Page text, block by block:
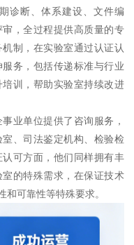
诊断、体系建设、文件编
，全过程提供高质量的专
制，在实验室通过认证认
务，包括传递标准与行业
训，帮助实验室持续改进
业单位提供了咨询服务，
、司法鉴定机构、检验检
可方面，他们同样拥有丰
的特殊需求，在保证技术
可靠性等特殊要求。